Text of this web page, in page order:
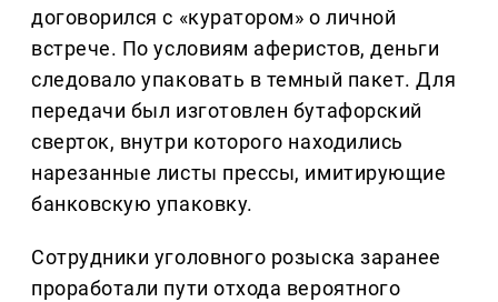
договорился с «куратором» о личной
встрече. По условиям аферистов, деньги
следовало упаковать в темный пакет. Для
передачи был изготовлен бутафорский
сверток, внутри которого находились
нарезанные листы прессы, имитирующие
банковскую упаковку.
Сотрудники уголовного розыска заранее
проработали пути отхода вероятного